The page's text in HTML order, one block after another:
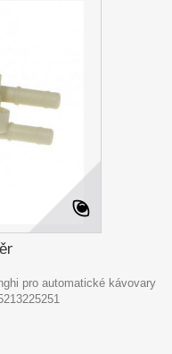
pro automatické kávovary